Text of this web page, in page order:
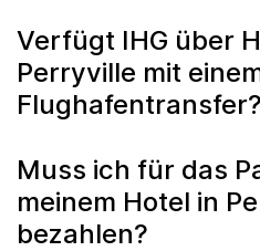
Verfügt IHG über
Perryville mit
Flughafentransfer?
Muss ich für das
meinem Hotel in
bezahlen?